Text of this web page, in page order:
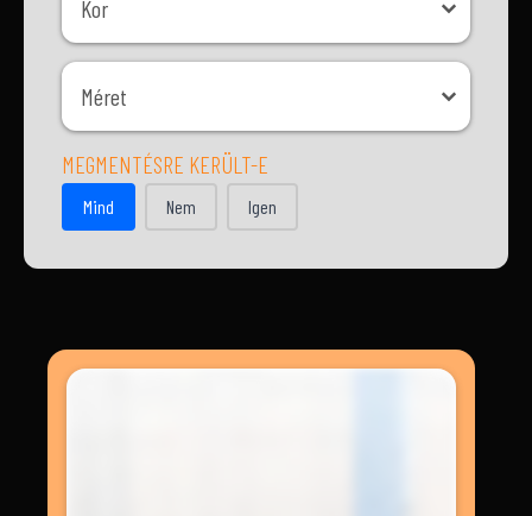
Kor
Méret
Méret
MEGMENTÉSRE KERÜLT-E
MEGMENTÉSRE KERÜLT-E
Mind Nem Igen